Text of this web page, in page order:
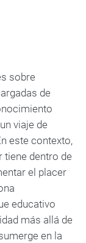
sobre
de
viaje de
este contexto,
tiene dentro de
el placer
educativo
más allá de
en la